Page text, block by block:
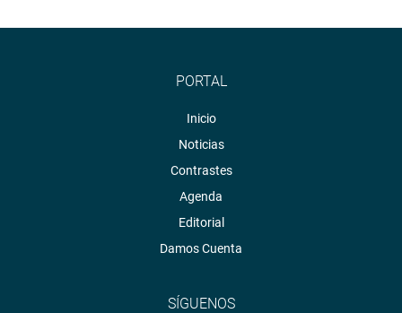
PORTAL
Inicio
Noticias
Contrastes
Agenda
Editorial
Damos Cuenta
SÍGUENOS